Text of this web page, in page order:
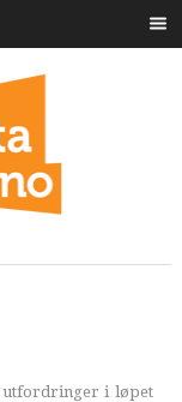
utfordringer i løpet